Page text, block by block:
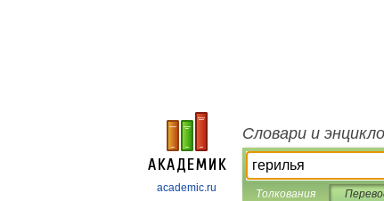
academic.ru
Словари и
Толкования